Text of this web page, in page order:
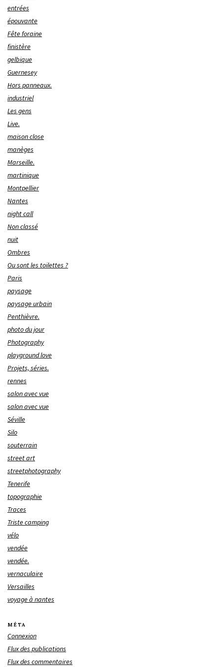
entrées
épouvante
Fête foraine
finistère
gelbique
Guernesey
Hors panneaux.
industriel
Les gens
Live.
maison close
manèges
Marseille.
martinique
Montpellier
Nantes
night call
Non classé
nuit
Ombres
Ou sont les toilettes ?
Paris
paysage
paysage urbain
Penthièvre.
photo du jour
Photography
playground love
Projets, séries.
rennes
salon avec vue
salon avec vue
Séville
Silo
souterrain
street art
streetphotography
Tenerife
topographie
Traces
Triste camping
vélo
vendée
vendée.
vernaculaire
Versailles
voyage à nantes
MÉTA
Connexion
Flux des publications
Flux des commentaires